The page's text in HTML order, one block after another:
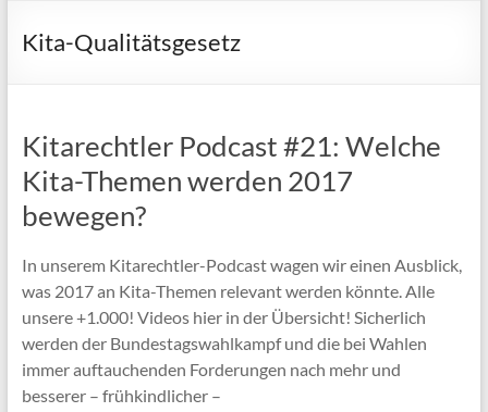
Kita-Qualitätsgesetz
Kitarechtler Podcast #21: Welche
Kita-Themen werden 2017
bewegen?
In unserem Kitarechtler-Podcast wagen wir einen Ausblick,
was 2017 an Kita-Themen relevant werden könnte. Alle
unsere +1.000! Videos hier in der Übersicht! Sicherlich
werden der Bundestagswahlkampf und die bei Wahlen
immer auftauchenden Forderungen nach mehr und
besserer – frühkindlicher –